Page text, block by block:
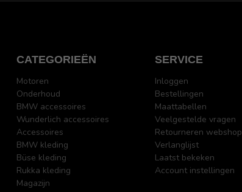
CATEGORIEËN
Motoren
Onderhoud
BMW accessoires
Wunderlich accessoires
Accessoires
BMW kleding
Büse kleding
Rukka kleding
Magazijn
SERVICE
Inloggen
Bestellingen
Maattabellen
Veelgestelde vragen
Retourneren webshop
Verlanglijst
Laatst bekeken
Account instellingen